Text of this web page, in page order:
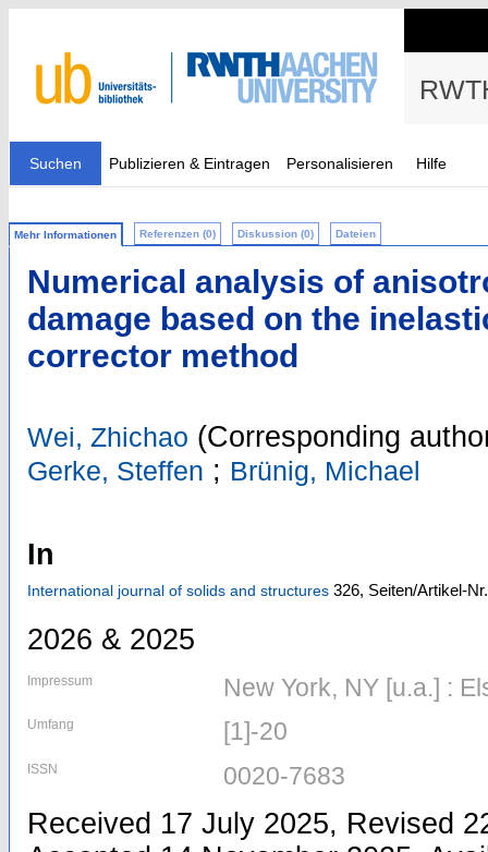
Suchen Publizieren & Eintragen Personalisieren Hilfe
Mehr Informationen Referenzen (0) Diskussion (0) Dateien
Numerical analysis of
damage based on the
corrector method
Wei, Zhichao (Corresponding
Gerke, Steffen ; Brünig, Michael
In
International journal of solids and structures 326, Seiten/Artikel-
2026 & 2025
Impressum New York, NY [u.a.] :
Umfang [1]-20
ISSN 0020-7683
Received 17 July 2025, Revised